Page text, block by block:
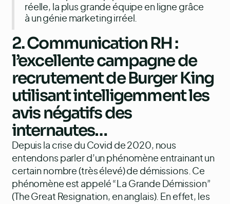
réelle, la plus grande équipe en ligne grâce
à un génie marketing irréel.
2. Communication RH :
l’excellente campagne de
recrutement de Burger King
utilisant intelligemment les
avis négatifs des
internautes…
Depuis la crise du Covid de 2020, nous
entendons parler d’un phénomène entrainant un
certain nombre (très élevé) de démissions. Ce
phénomène est appelé “La Grande Démission”
(The Great Resignation, en anglais). En effet, les